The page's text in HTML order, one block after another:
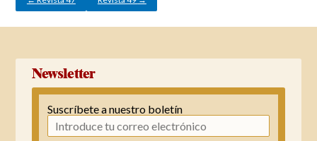
Newsletter
Suscríbete a nuestro boletín